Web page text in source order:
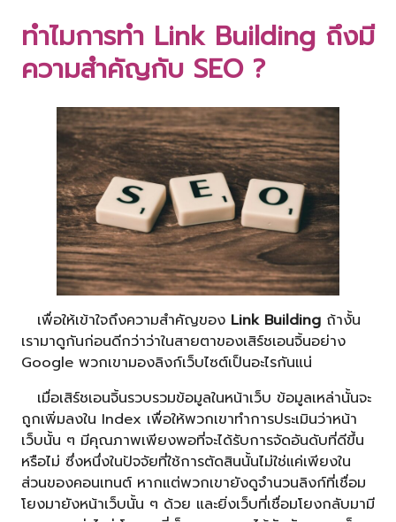
ทำไมการทำ Link Building ถึงมี
ความสำคัญกับ SEO ?
เพื่อให้เข้าใจถึงความสำคัญของ Link Building ถ้างั้น
เรามาดูกันก่อนดีกว่าว่าในสายตาของเสิร์ชเอนจิ้นอย่าง
Google พวกเขามองลิงก์เว็บไซต์เป็นอะไรกันแน่
เมื่อเสิร์ชเอนจิ้นรวบรวมข้อมูลในหน้าเว็บ ข้อมูลเหล่านั้นจะ
ถูกเพิ่มลงใน Index เพื่อให้พวกเขาทำการประเมินว่าหน้า
เว็บนั้น ๆ มีคุณภาพเพียงพอที่จะได้รับการจัดอันดับที่ดีขึ้น
หรือไม่ ซึ่งหนึ่งในปัจจัยที่ใช้การตัดสินนั้นไม่ใช่แค่เพียงใน
ส่วนของคอนเทนต์ หากแต่พวกเขายังดูจำนวนลิงก์ที่เชื่อม
โยงมายังหน้าเว็บนั้น ๆ ด้วย และยิ่งเว็บที่เชื่อมโยงกลับมามี